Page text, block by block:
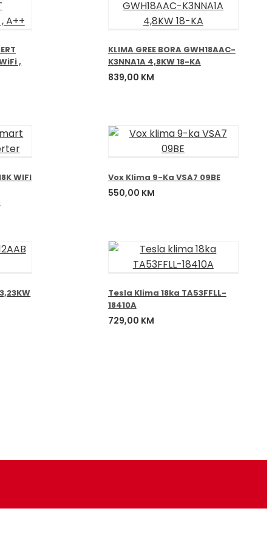
,
KLIMA GREE BORA GWH18AAC-
K3NNA1A 4,8KW 18-KA
839,00 KM
WIFI
Vox Klima 9-Ka VSA7 09BE
550,00 KM
Tesla Klima 18ka TA53FFLL-
18410A
729,00 KM